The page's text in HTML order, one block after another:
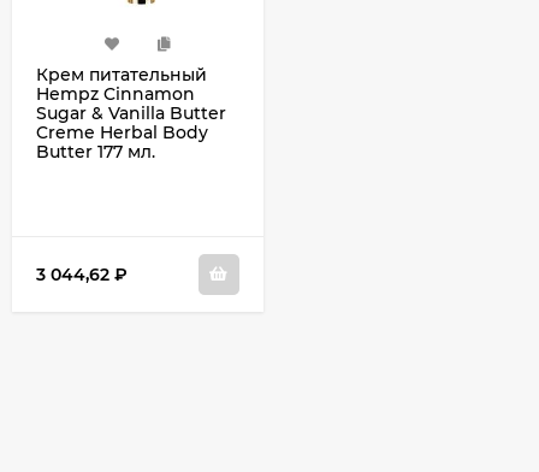
Крем питательный
Hempz Cinnamon
Sugar & Vanilla Butter
Creme Herbal Body
Butter 177 мл.
3 044,62 ₽